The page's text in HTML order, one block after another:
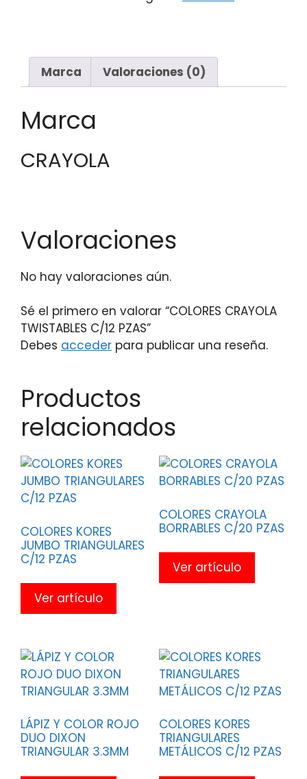
Marca Valoraciones (0)
Marca
CRAYOLA
Valoraciones
No hay valoraciones aún.
Sé el primero en valorar “COLORES CRAYOLA
TWISTABLES C/12 PZAS”
Debes acceder para publicar una reseña.
Productos
relacionados
COLORES KORES
JUMBO TRIANGULARES
C/12 PZAS
Ver artículo
COLORES CRAYOLA
BORRABLES C/20 PZAS
Ver artículo
LÁPIZ Y COLOR ROJO
DUO DIXON
TRIANGULAR 3.3MM
COLORES KORES
TRIANGULARES
METÁLICOS C/12 PZAS